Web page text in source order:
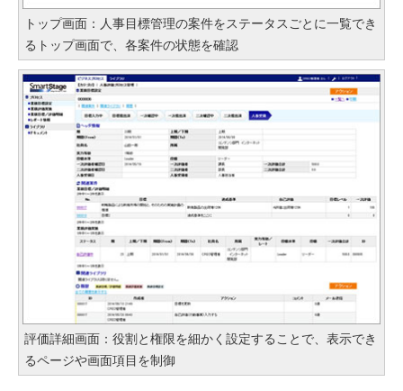
トップ画面：人事目標管理の案件をステータスごとに一覧でき
るトップ画面で、各案件の状態を確認
評価詳細画面：役割と権限を細かく設定することで、表示でき
るページや画面項目を制御